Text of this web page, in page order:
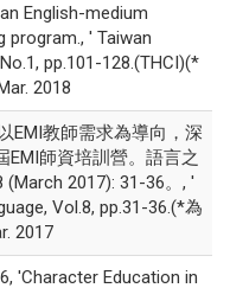
English-medium
' Taiwan
pp.101-128.(THCI)(*
2018
EMI教師需求為導向，深
師資培訓營。語言之
2017): 31-36。, '
Vol.8, pp.31-36.(*為
2017
'Character Education in